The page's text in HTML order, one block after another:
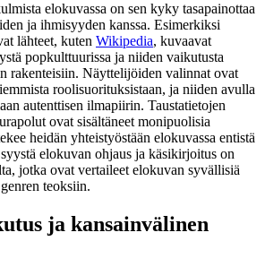
elokuvassa on sen kyky tasapainottaa
ja ihmisyyden kanssa. Esimerkiksi
lähteet, kuten Wikipedia, kuvaavat
popkulttuurissa ja niiden vaikutusta
rakenteisiin. Näyttelijöiden valinnat ovat
roolisuorituksistaan, ja niiden avulla
autenttisen ilmapiirin. Taustatietojen
ovat sisältäneet monipuolisia
heidän yhteistyöstään elokuvassa entistä
elokuvan ohjaus ja käsikirjoitus on
jotka ovat vertaileet elokuvan syvällisiä
teoksiin.
ja kansainvälinen